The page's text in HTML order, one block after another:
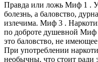
Правда или ложь Миф 1 .
болезнь, а баловство,
излечима. Миф 3 .
по доброте душевной Миф
это баловство, не
При употреблении
необычны, что стоит